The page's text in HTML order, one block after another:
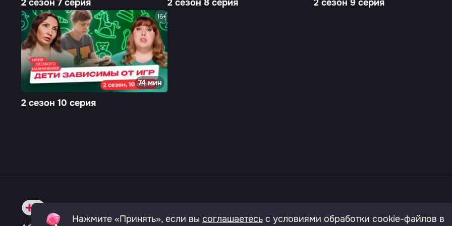
2 сезон 7 серия 2 сезон 8 серия 2 сезон 9 серия
16+
74 мин
2 сезон 10 серия
Нажмите «Принять», если вы соглашаетесь с условиями обработки cookie-файлов в